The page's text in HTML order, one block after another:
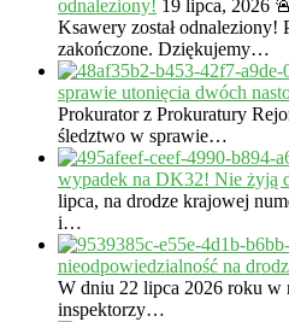
odnaleziony! 19 lipca, 2026
Ksawery został odnaleziony!
zakończone. Dziękujemy…
sprawie utonięcia dwóch
Prokurator z Prokuratury
śledztwo w sprawie…
wypadek na DK32! Nie żyją
lipca, na drodze krajowej
i…
nieodpowiedzialność na
W dniu 22 lipca 2026 roku w
inspektorzy…